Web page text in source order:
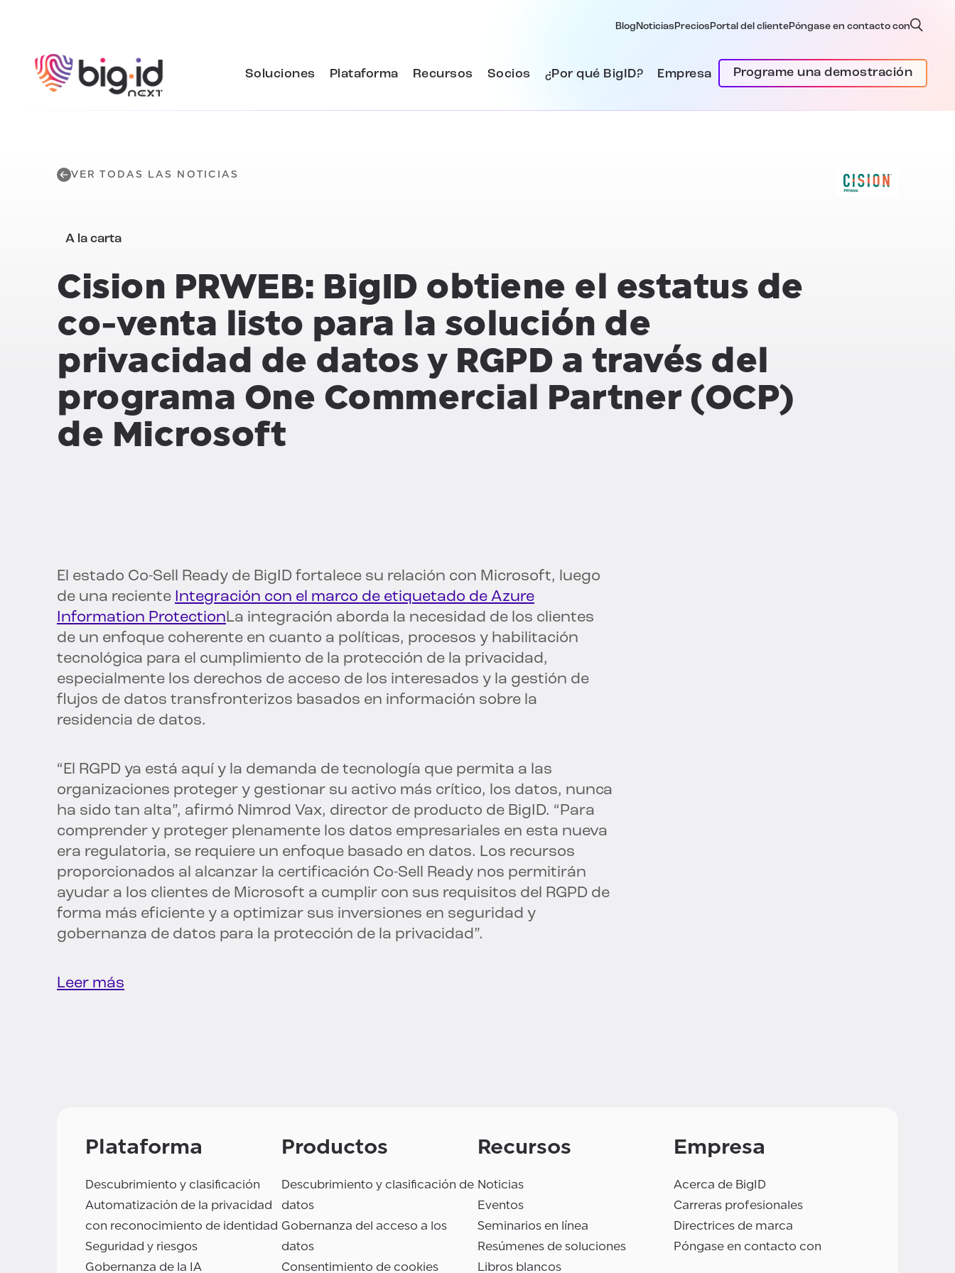
Blog Noticias Precios Portal del clientePóngase en contacto con
Soluciones Plataforma Recursos Socios ¿Por qué BigID? Empresa Programe una demostración
VER TODAS LAS NOTICIAS
A la carta
Cision PRWEB: BigID obtiene el estatus de
co-venta listo para la solución de
privacidad de datos y RGPD a través del
programa One Commercial Partner (OCP)
de Microsoft
El estado Co-Sell Ready de BigID fortalece su relación con Microsoft, luego
de una reciente Integración con el marco de etiquetado de Azure
Information ProtectionLa integración aborda la necesidad de los clientes
de un enfoque coherente en cuanto a políticas, procesos y habilitación
tecnológica para el cumplimiento de la protección de la privacidad,
especialmente los derechos de acceso de los interesados y la gestión de
flujos de datos transfronterizos basados en información sobre la
residencia de datos.
“El RGPD ya está aquí y la demanda de tecnología que permita a las
organizaciones proteger y gestionar su activo más crítico, los datos, nunca
ha sido tan alta”, afirmó Nimrod Vax, director de producto de BigID. “Para
comprender y proteger plenamente los datos empresariales en esta nueva
era regulatoria, se requiere un enfoque basado en datos. Los recursos
proporcionados al alcanzar la certificación Co-Sell Ready nos permitirán
ayudar a los clientes de Microsoft a cumplir con sus requisitos del RGPD de
forma más eficiente y a optimizar sus inversiones en seguridad y
gobernanza de datos para la protección de la privacidad”.
Leer más
Plataforma
Descubrimiento y clasificación
Automatización de la privacidad
con reconocimiento de identidad
Seguridad y riesgos
Gobernanza de la IA
Productos
Descubrimiento y clasificación de
datos
Gobernanza del acceso a los
datos
Consentimiento de cookies
Recursos
Noticias
Eventos
Seminarios en línea
Resúmenes de soluciones
Libros blancos
Empresa
Acerca de BigID
Carreras profesionales
Directrices de marca
Póngase en contacto con